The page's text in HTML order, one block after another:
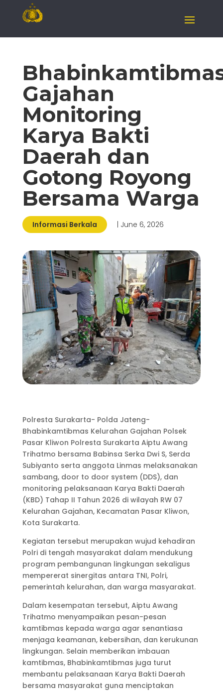
Gajahan
Monitoring
Karya Bakti
Daerah dan
Gotong Royong
Bersama Warga
Informasi Berkala | June 6, 2026
Polresta Surakarta- Polda Jateng-
Bhabinkamtibmas Kelurahan Gajahan Polsek
Pasar Kliwon Polresta Surakarta Aiptu Awang
Trihatmo bersama Babinsa Serka Dwi S, Serda
Subiyanto serta anggota Linmas melaksanakan
sambang, door to door system (DDS), dan
monitoring pelaksanaan Karya Bakti Daerah
(KBD) Tahap II Tahun 2026 di wilayah RW 07
Kelurahan Gajahan, Kecamatan Pasar Kliwon,
Kota Surakarta.
Kegiatan tersebut merupakan wujud kehadiran
Polri di tengah masyarakat dalam mendukung
program pembangunan lingkungan sekaligus
mempererat sinergitas antara TNI, Polri,
pemerintah kelurahan, dan warga masyarakat.
Dalam kesempatan tersebut, Aiptu Awang
Trihatmo menyampaikan pesan-pesan
kamtibmas kepada warga agar senantiasa
menjaga keamanan, kebersihan, dan kerukunan
lingkungan. Selain memberikan imbauan
kamtibmas, Bhabinkamtibmas juga turut
membantu pelaksanaan Karya Bakti Daerah
bersama masyarakat guna menciptakan